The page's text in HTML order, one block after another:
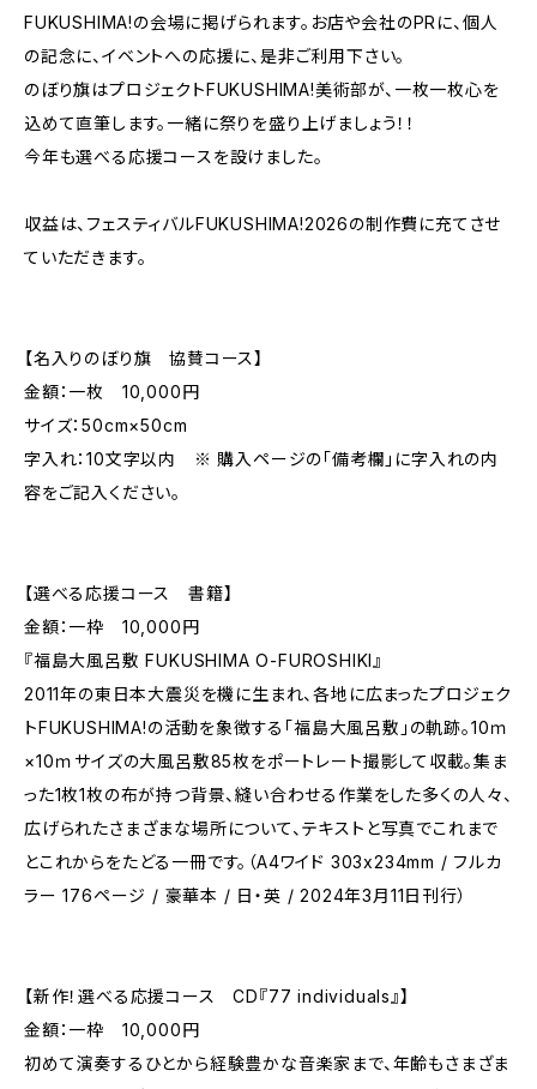
FUKUSHIMA!の会場に掲げられます。お店や会社のPRに、個人
の記念に、イベントへの応援に、是非ご利用下さい。
のぼり旗はプロジェクトFUKUSHIMA!美術部が、一枚一枚心を
込めて直筆します。一緒に祭りを盛り上げましょう！！
今年も選べる応援コースを設けました。
収益は、フェスティバルFUKUSHIMA!2026の制作費に充てさせ
ていただきます。
【名入りのぼり旗 協賛コース】
金額：一枚 10,000円
サイズ：50cm×50cm
字入れ：10文字以内 ※ 購入ページの「備考欄」に字入れの内
容をご記入ください。
【選べる応援コース 書籍】
金額：一枠 10,000円
『福島大風呂敷 FUKUSHIMA O-FUROSHIKI』
2011年の東日本大震災を機に生まれ、各地に広まったプロジェク
トFUKUSHIMA!の活動を象徴する「福島大風呂敷」の軌跡。10ｍ
×10ｍサイズの大風呂敷85枚をポートレート撮影して収載。集ま
った1枚1枚の布が持つ背景、縫い合わせる作業をした多くの人々、
広げられたさまざまな場所について、テキストと写真でこれまで
とこれからをたどる一冊です。（A4ワイド 303x234mm / フルカ
ラー 176ページ / 豪華本 / 日・英 / 2024年3月11日刊行）
【新作！選べる応援コース CD『77 individuals』】
金額：一枠 10,000円
初めて演奏するひとから経験豊かな音楽家まで、年齢もさまざま